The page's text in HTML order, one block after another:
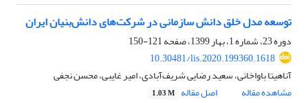
توسعه مدل خلق دانش سازمانی در شرکت‌های دانش‌بنیان ایران
دوره 23، شماره 1، بهار 1399، صفحه
121-150
10.30481/lis.2020.199360.1618
آناهیتا باواخانی، سعید رضایی شریف‌آبادی، امیر غایبی، محسن نجفی
مشاهده مقاله
اصل مقاله 1.03 M